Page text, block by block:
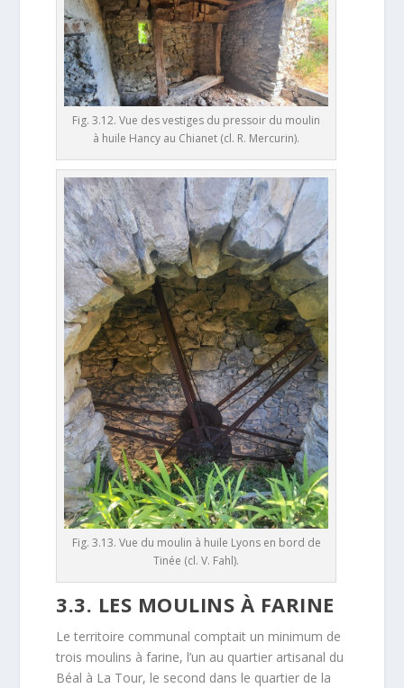
Fig. 3.12. Vue des vestiges du pressoir du moulin
à huile Hancy au Chianet (cl. R. Mercurin).
Fig. 3.13. Vue du moulin à huile Lyons en bord de
Tinée (cl. V. Fahl).
3.3. LES MOULINS À FARINE
Le territoire communal comptait un minimum de
trois moulins à farine, l’un au quartier artisanal du
Béal à La Tour, le second dans le quartier de la